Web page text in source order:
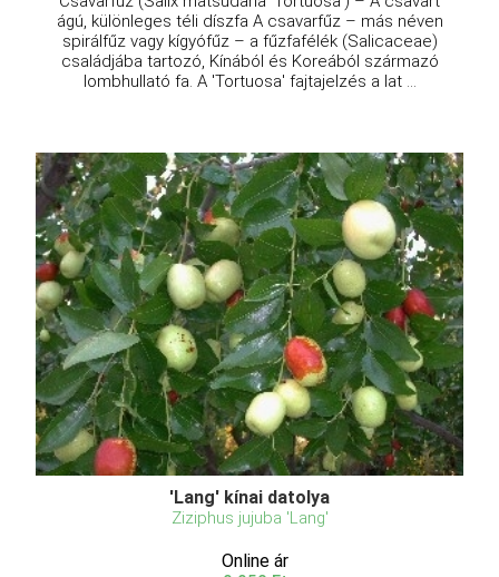
ágú, különleges téli díszfa A csavarfűz – más néven
spirálfűz vagy kígyófűz – a fűzfafélék (Salicaceae)
családjába tartozó, Kínából és Koreából származó
lombhullató fa. A 'Tortuosa' fajtajelzés a lat ...
'Lang' kínai datolya
Ziziphus jujuba 'Lang'
Online ár